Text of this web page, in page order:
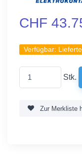
CHF
Verfügbar:
Stk.
Zur Merkliste